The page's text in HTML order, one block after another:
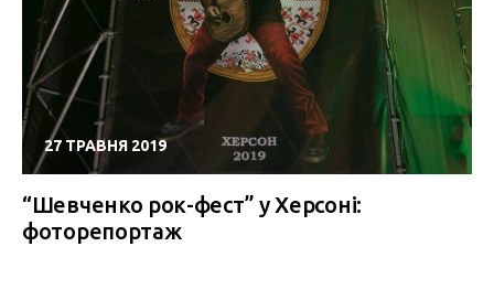
27 ТРАВНЯ 2019
“Шевченко рок-фест” у Херсоні:
фоторепортаж